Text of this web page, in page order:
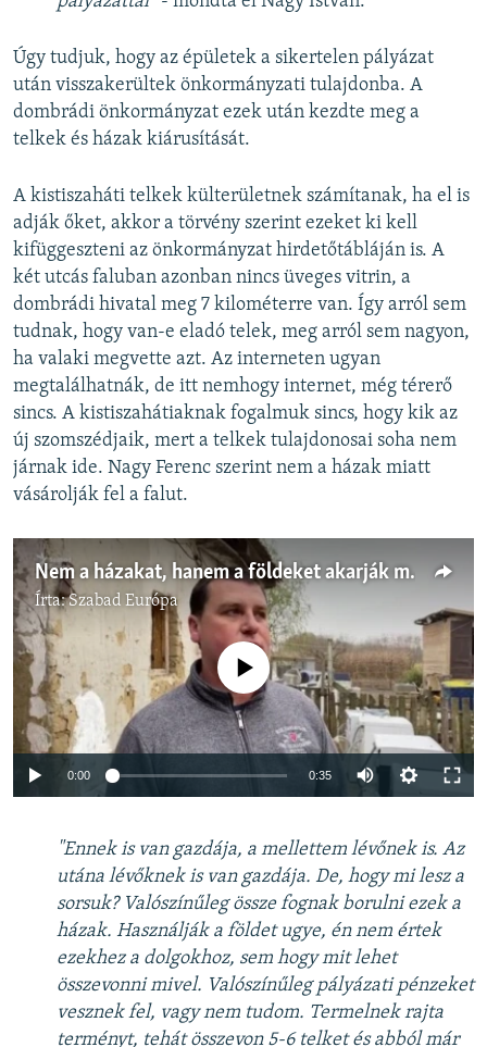
Úgy tudjuk, hogy az épületek a sikertelen pályázat
után visszakerültek önkormányzati tulajdonba. A
dombrádi önkormányzat ezek után kezdte meg a
telkek és házak kiárusítását.
A kistiszaháti telkek külterületnek számítanak, ha el is
adják őket, akkor a törvény szerint ezeket ki kell
kifüggeszteni az önkormányzat hirdetőtábláján is. A
két utcás faluban azonban nincs üveges vitrin, a
dombrádi hivatal meg 7 kilométerre van. Így arról sem
tudnak, hogy van-e eladó telek, meg arról sem nagyon,
ha valaki megvette azt. Az interneten ugyan
megtalálhatnák, de itt nemhogy internet, még térerő
sincs. A kistiszahátiaknak fogalmuk sincs, hogy kik az
új szomszédjaik, mert a telkek tulajdonosai soha nem
járnak ide. Nagy Ferenc szerint nem a házak miatt
vásárolják fel a falut.
Nem a házakat, hanem a földeket akarják megszerezni a szellemfaluban
Írta:Szabad Európa
Auto 240p 360p 480p
720p 1080p
Jelenleg nincs elérhető tartalom
0:00 0:35 Auto
360p
480p
1080p
"Ennek is van gazdája, a mellettem lévőnek is. Az
utána lévőknek is van gazdája. De, hogy mi lesz a
sorsuk? Valószínűleg össze fognak borulni ezek a
házak. Használják a földet ugye, én nem értek
ezekhez a dolgokhoz, sem hogy mit lehet
összevonni mivel. Valószínűleg pályázati pénzeket
vesznek fel, vagy nem tudom. Termelnek rajta
terményt, tehát összevon 5-6 telket és abból már